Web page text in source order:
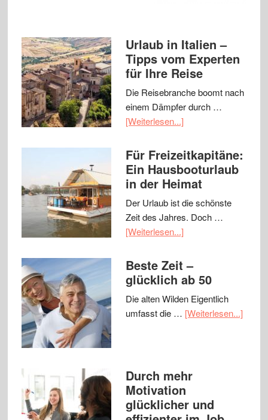
Urlaub in Italien –
Tipps vom Experten
für Ihre Reise
Die Reisebranche boomt nach
einem Dämpfer durch …
[Weiterlesen...]
Für Freizeitkapitäne:
Ein Hausbooturlaub
in der Heimat
Der Urlaub ist die schönste
Zeit des Jahres. Doch …
[Weiterlesen...]
Beste Zeit –
glücklich ab 50
Die alten Wilden Eigentlich
umfasst die … [Weiterlesen...]
Durch mehr
Motivation
glücklicher und